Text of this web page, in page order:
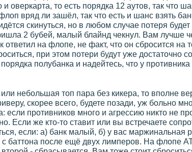
оверкарта, то есть порядка 12 аутов, так что
вряд ли зашёл, так что есть и шанс взять
скинуться, но в любом случае потеря будет
2 бубей, малый блайнд чекнул. Вам лучше
на флопе, не факт, что он сбросится на
при этом потери будут уже достаточно
полубанка и надейтесь, что у противника
небольшая топ пара без кикера, то вполне
скорее всего, будете позади, уж больно
противников много и агрессию никто не
Если же кто-то ставит или вы встречаете
если: а) банк малый, б) у вас маржинальная
после ещё двух лимперов. На флопе